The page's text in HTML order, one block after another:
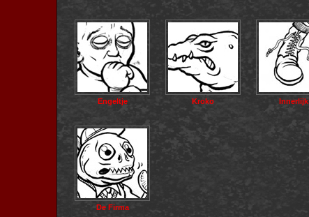
Engeltje Kroko Innerlijk
De Firma